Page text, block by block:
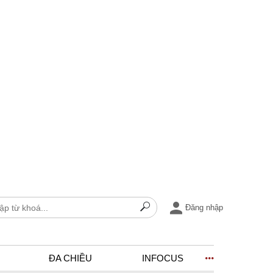
Đăng nhập
ĐA CHIỀU INFOCUS